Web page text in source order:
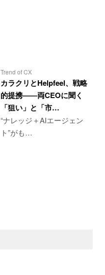
Trend of CX
カラクリとHelpfeel、戦略
的提携――両CEOに聞く
「狙い」と「市…
“ナレッジ＋AIエージェン
ト”がも…